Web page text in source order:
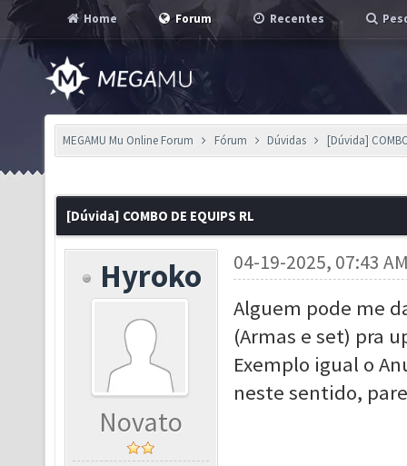
Home Forum Recentes
MEGAMU Mu Online Forum Fórum Dúvidas [Dúvida]
[Dúvida] COMBO DE EQUIPS RL
Hyroko
Novato
04-19-2025, 07:43
Alguem pode me
(Armas e set) pra
Exemplo igual o
neste sentido,